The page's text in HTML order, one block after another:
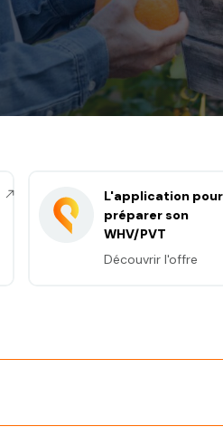
L'application pour
préparer son
WHV/PVT
Découvrir l'offre